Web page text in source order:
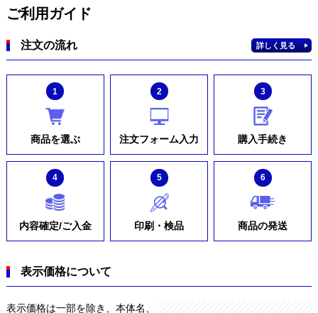
ご利用ガイド
注文の流れ 詳しく見る
1
商品を選ぶ
2
注文フォーム入力
3
購入手続き
4
内容確定/ご入金
5
印刷・検品
6
商品の発送
表示価格について
表示価格は一部を除き、本体名、